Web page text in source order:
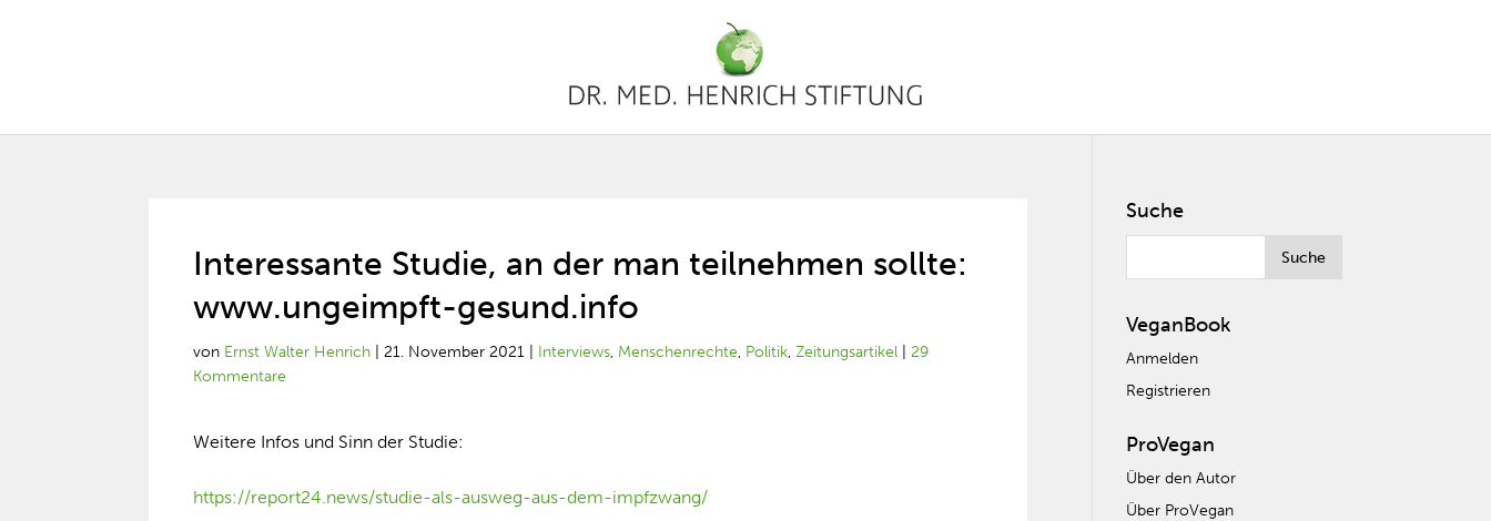
Interessante Studie, an der man teilnehmen sollte:
www.ungeimpft-gesund.info
von Ernst Walter Henrich |21. November 2021 Interviews, Menschenrechte, Politik,Zeitungsartikel |29
Kommentare
Weitere Infos und Sinn der Studie:
https://report24.news/studie-als-ausweg-aus-dem-impfzwang/
Suche
VeganBook
Anmelden
Registrieren
ProVegan
Über den Autor
Über ProVegan